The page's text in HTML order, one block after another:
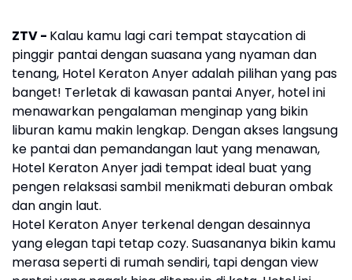
ZTV - Kalau kamu lagi cari tempat staycation di
pinggir pantai dengan suasana yang nyaman dan
tenang, Hotel Keraton Anyer adalah pilihan yang pas
banget! Terletak di kawasan pantai Anyer, hotel ini
menawarkan pengalaman menginap yang bikin
liburan kamu makin lengkap. Dengan akses langsung
ke pantai dan pemandangan laut yang menawan,
Hotel Keraton Anyer jadi tempat ideal buat yang
pengen relaksasi sambil menikmati deburan ombak
dan angin laut.
Hotel Keraton Anyer terkenal dengan desainnya
yang elegan tapi tetap cozy. Suasananya bikin kamu
merasa seperti di rumah sendiri, tapi dengan view